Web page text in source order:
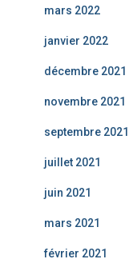
mars 2022
janvier 2022
décembre 2021
novembre 2021
septembre 2021
juillet 2021
juin 2021
mars 2021
février 2021